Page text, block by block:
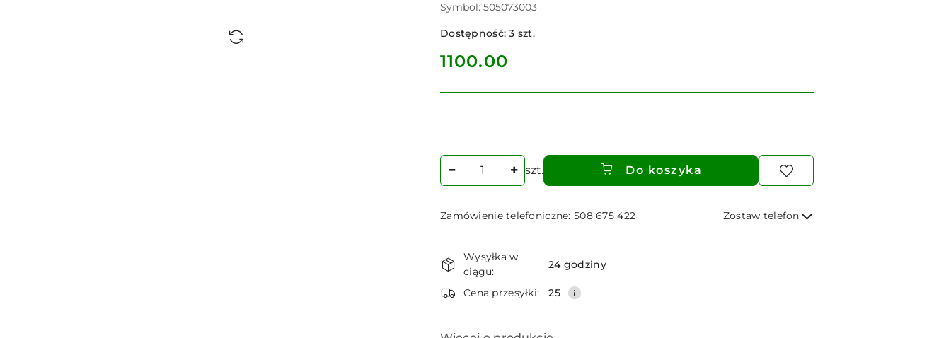
Symbol: 505073003
Dostępność:3 szt.
cena:
1100.00
Ilość
szt. Do koszyka
Zamówienie telefoniczne: 508 675 422 Zostaw telefon
Wyślij
Dostępność
i
dostawa
Wysyłka w
ciągu:
24 godziny
Cena przesyłki: 25